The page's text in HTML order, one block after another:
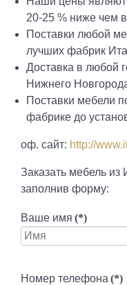
20-25 % ниже чем
Поставки любой
лучших фабрик
Доставка в любой
Нижнего
Поставки мебели
фабрике до
оф. сайт: http://
Заказать мебель
заполнив форму:
Ваше имя (*)
Номер телефона (*)